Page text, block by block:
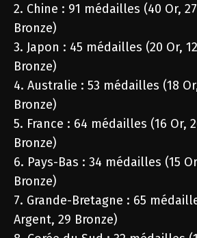
2. Chine : 91 médailles (40 Or,
Bronze)
3. Japon : 45 médailles (20 Or,
Bronze)
4. Australie : 53 médailles (18
Bronze)
5. France : 64 médailles (16 Or,
Bronze)
6. Pays-Bas : 34 médailles (15
Bronze)
7. Grande-Bretagne : 65
Argent, 29 Bronze)